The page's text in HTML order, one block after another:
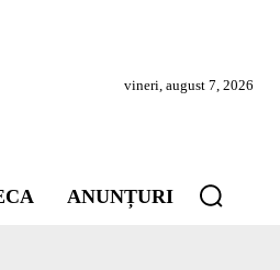
vineri, august 7, 2026
ANUNȚURI